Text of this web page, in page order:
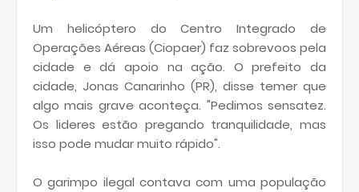
Um helicóptero do Centro Integrado de
Operações Aéreas (Ciopaer) faz sobrevoos pela
cidade e dá apoio na ação. O prefeito da
cidade, Jonas Canarinho (PR), disse temer que
algo mais grave aconteça. "Pedimos sensatez.
Os lideres estão pregando tranquilidade, mas
isso pode mudar muito rápido".
O garimpo ilegal contava com uma população